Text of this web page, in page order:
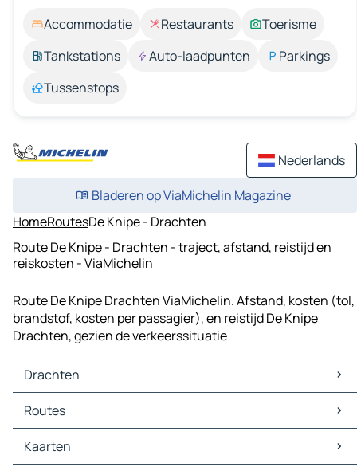
Accommodatie Restaurants
Toerisme
Tankstations
Auto-laadpunten
Parkings
Tussenstops
Nederlands
Bladeren op ViaMichelin Magazine
HomeRoutesDe Knipe - Drachten
Route De Knipe - Drachten - traject, afstand, reistijd en
reiskosten - ViaMichelin
Route De Knipe Drachten ViaMichelin. Afstand, kosten (tol,
brandstof, kosten per passagier), en reistijd De Knipe
Drachten, gezien de verkeerssituatie
Drachten
Drachten Kaarten
Drachten Verkeer
Drachten Hotels
Drachten Restaurants
Routes
Routes Drachten - Leeuwarden
Routes Drachten - Assen
Kaarten